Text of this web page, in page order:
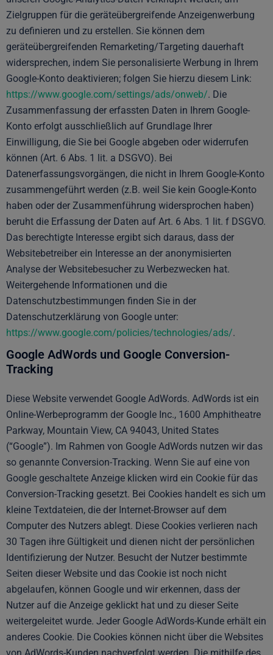
Zielgruppen für die geräteübergreifende Anzeigenwerbung
zu definieren und zu erstellen. Sie können dem
geräteübergreifenden Remarketing/Targeting dauerhaft
widersprechen, indem Sie personalisierte Werbung in Ihrem
Google-Konto deaktivieren; folgen Sie hierzu diesem Link:
https://www.google.com/settings/ads/onweb/. Die
Zusammenfassung der erfassten Daten in Ihrem Google-
Konto erfolgt ausschließlich auf Grundlage Ihrer
Einwilligung, die Sie bei Google abgeben oder widerrufen
können (Art. 6 Abs. 1 lit. a DSGVO). Bei
Datenerfassungsvorgängen, die nicht in Ihrem Google-Konto
zusammengeführt werden (z.B. weil Sie kein Google-Konto
haben oder der Zusammenführung widersprochen haben)
beruht die Erfassung der Daten auf Art. 6 Abs. 1 lit. f DSGVO.
Das berechtigte Interesse ergibt sich daraus, dass der
Websitebetreiber ein Interesse an der anonymisierten
Analyse der Websitebesucher zu Werbezwecken hat.
Weitergehende Informationen und die
Datenschutzbestimmungen finden Sie in der
Datenschutzerklärung von Google unter:
https://www.google.com/policies/technologies/ads/.
Google AdWords und Google Conversion-
Tracking
Diese Website verwendet Google AdWords. AdWords ist ein
Online-Werbeprogramm der Google Inc., 1600 Amphitheatre
Parkway, Mountain View, CA 94043, United States
(“Google”). Im Rahmen von Google AdWords nutzen wir das
so genannte Conversion-Tracking. Wenn Sie auf eine von
Google geschaltete Anzeige klicken wird ein Cookie für das
Conversion-Tracking gesetzt. Bei Cookies handelt es sich um
kleine Textdateien, die der Internet-Browser auf dem
Computer des Nutzers ablegt. Diese Cookies verlieren nach
30 Tagen ihre Gültigkeit und dienen nicht der persönlichen
Identifizierung der Nutzer. Besucht der Nutzer bestimmte
Seiten dieser Website und das Cookie ist noch nicht
abgelaufen, können Google und wir erkennen, dass der
Nutzer auf die Anzeige geklickt hat und zu dieser Seite
weitergeleitet wurde. Jeder Google AdWords-Kunde erhält ein
anderes Cookie. Die Cookies können nicht über die Websites